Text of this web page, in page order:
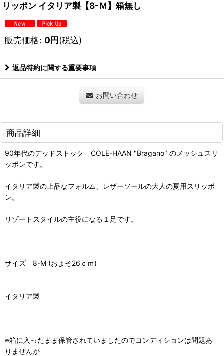
リッポン イタリア製【8-Ｍ】箱無し
販売価格: 0円(税込)
返品特約に関する重要事項
お問い合わせ
商品詳細
90年代のデッドストック COLE-HAAN "Bragano" のメッシュスリ
ッポンです。
イタリア製の上品なフォルム、レザーソールの大人の夏用スリッポ
ン。
リゾートスタイルの主役になる１足です。
サイズ 8-M (およそ26ｃｍ)
イタリア製
※箱に入ったまま保管されていましたのでコンディションは問題あ
りませんが